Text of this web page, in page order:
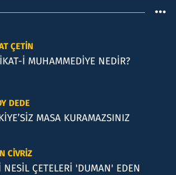
ÇETIN
İ MUHAMMEDİYE NEDİR?
DEDE
MASA KURAMAZSINIZ
CIVRIZ
NESİL ÇETELERİ 'DUMAN' EDEN